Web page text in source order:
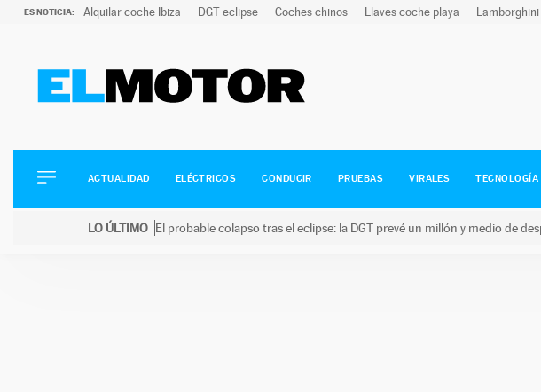
ES NOTICIA: Alquilar coche Ibiza DGT eclipse Coches chinos Llaves coche playa
ELÉCTRICOS
CONDUCIR
ACTUALIDAD ELÉCTRICOS CONDUCIR PRUEBAS VIRALES TECNOLOGÍA
LO ÚLTIMO El probable colapso tras el eclipse: la DGT prevé un millón y medio de